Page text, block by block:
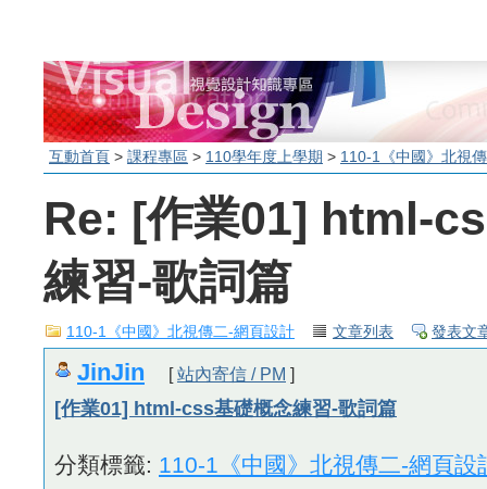
互動首頁 > 課程專區 > 110學年度上學期 > 110-1《中國》北視
Re: [作業01] html-
練習-歌詞篇
110-1《中國》北視傳二-網頁設計 文章列表 發表文
JinJin [站內寄信 / PM ]
[作業01] html-css基礎概念練習-歌詞篇
分類標籤: 110-1《中國》北視傳二-網頁設